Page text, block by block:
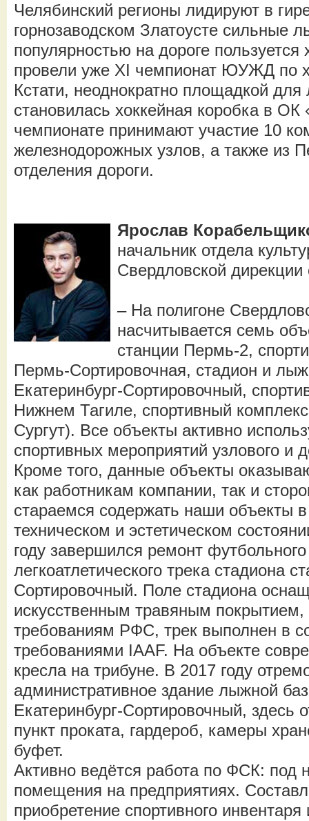
Челябинский регионы лидируют в
горнозаводском Златоусте сильные
популярностью на дороге
провели уже XI чемпионат ЮУЖД по
Кстати, неоднократно площадкой
становилась хоккейная коробка в
чемпионате принимают участие 10
железнодорожных узлов, а также из
отделения дороги.
Ярослав
начальник отдела
Свердловской
– На полигоне
насчитывается семь
станции Пермь-2,
Пермь-Сортировочная, стадион и
Екатеринбург-Сортировочный,
Нижнем Тагиле, спортивный
Сургут). Все объекты активно
спортивных мероприятий узлового и
Кроме того, данные объекты
как работникам компании, так и
стараемся содержать наши объекты
техническом и эстетическом
году завершился ремонт
легкоатлетического трека стадиона
Сортировочный. Поле стадиона
искусственным травяным
требованиям РФС, трек выполнен в
требованиями IAAF. На объекте
кресла на трибуне. В 2017 году
административное здание лыжной
Екатеринбург-Сортировочный, здесь
пункт проката, гардероб, камеры
буфет.
Активно ведётся работа по ФСК: под
помещения на предприятиях.
приобретение спортивного